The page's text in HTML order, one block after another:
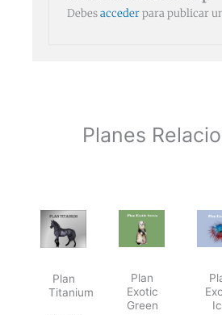
Debesaccederpara publicar
Planes
Plan
Titanium
Plan
Exotic
Green